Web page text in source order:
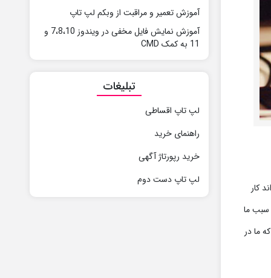
کار
سبب ما
ما در
آموزش تعمیر و مراقبت از وبکم لپ تاپ
آموزش نمایش فایل مخفی در ویندوز 7،8،10 و
11 به کمک CMD
تبلیغات
لپ تاپ اقساطی
راهنمای خرید
خرید رپورتاژ آگهی
لپ تاپ دست دوم